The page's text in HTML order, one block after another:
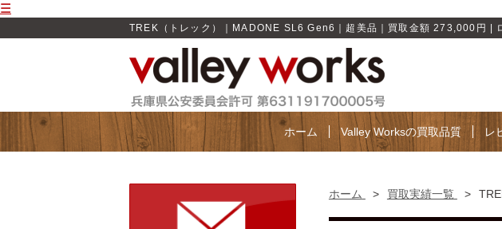
☰
TREK（トレック）｜MADONE SL6 Gen6｜超美品｜買取金額 273,000円 |
ホーム Valley Worksの買取品質 レ
ホーム > 買取実績一覧 >